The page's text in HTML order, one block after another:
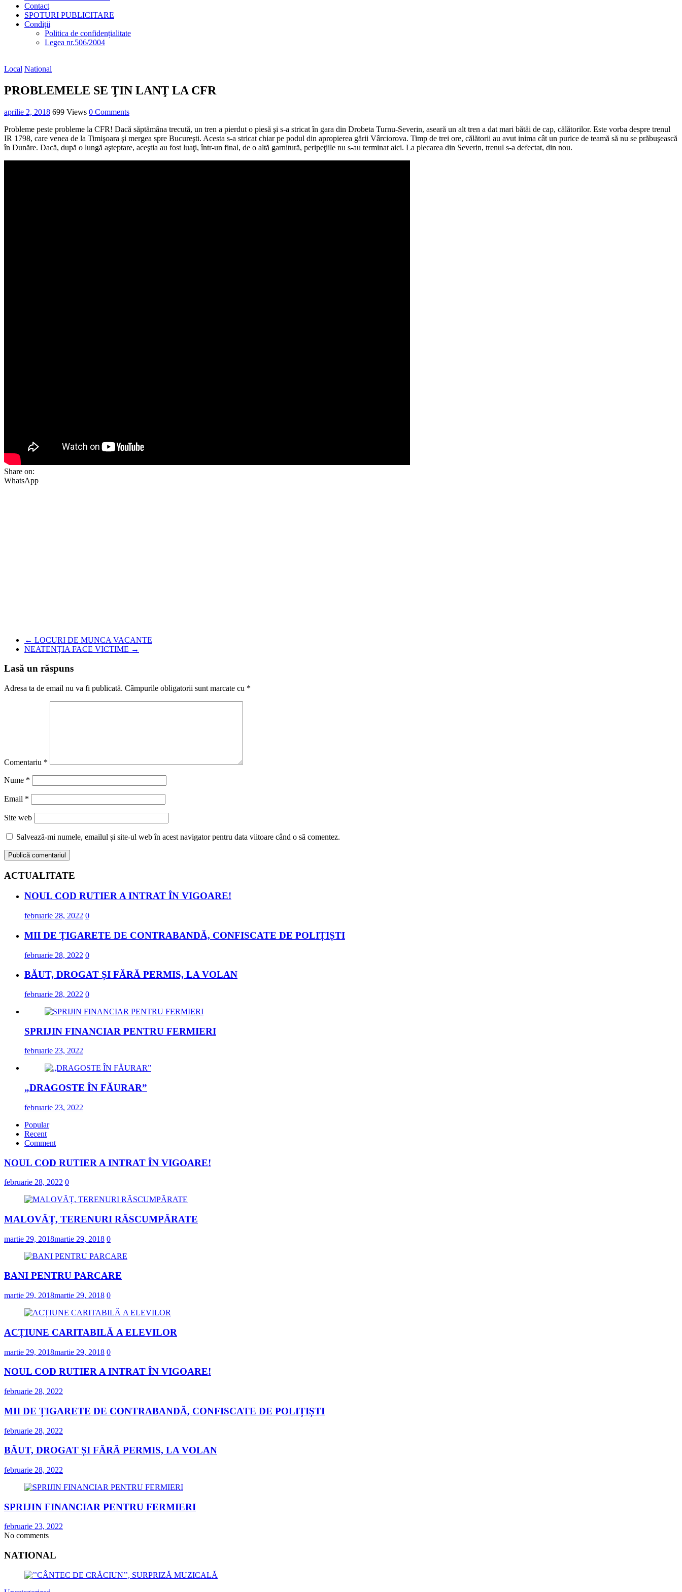
Contact
SPOTURI PUBLICITARE
Condiții
Politica de confidențialitate
Legea nr.506/2004
Local National
PROBLEMELE SE ŢIN LANŢ LA CFR
aprilie 2, 2018 699 Views 0 Comments
Probleme peste probleme la CFR! Dacă săptămâna trecută, un tren a pierdut o piesă şi s-a stricat în gara din Drobeta Turnu-Severin, aseară un alt tren a dat mari bătăi de cap, călătorilor. Este vorba despre trenul
IR 1798, care venea de la Timişoara şi mergea spre Bucureşti. Acesta s-a stricat chiar pe podul din apropierea gării Vârciorova. Timp de trei ore, călătorii au avut inima cât un purice de teamă să nu se prăbuşească
în Dunăre. Dacă, după o lungă aşteptare, aceştia au fost luaţi, într-un final, de o altă garnitură, peripeţiile nu s-au terminat aici. La plecarea din Severin, trenul s-a defectat, din nou.
Share on:
WhatsApp
← LOCURI DE MUNCA VACANTE
NEATENŢIA FACE VICTIME →
Lasă un răspuns
Adresa ta de email nu va fi publicată. Câmpurile obligatorii sunt marcate cu *
Comentariu *
Nume *
Email *
Site web
Salvează-mi numele, emailul și site-ul web în acest navigator pentru data viitoare când o să comentez.
ACTUALITATE
NOUL COD RUTIER A INTRAT ÎN VIGOARE!
februarie 28, 2022 0
MII DE ȚIGARETE DE CONTRABANDĂ, CONFISCATE DE POLIȚIȘTI
februarie 28, 2022 0
BĂUT, DROGAT ȘI FĂRĂ PERMIS, LA VOLAN
februarie 28, 2022 0
SPRIJIN FINANCIAR PENTRU FERMIERI
februarie 23, 2022
„DRAGOSTE ÎN FĂURAR”
februarie 23, 2022
Popular
Recent
Comment
NOUL COD RUTIER A INTRAT ÎN VIGOARE!
februarie 28, 2022 0
MALOVĂȚ, TERENURI RĂSCUMPĂRATE
martie 29, 2018martie 29, 2018 0
BANI PENTRU PARCARE
martie 29, 2018martie 29, 2018 0
ACȚIUNE CARITABILĂ A ELEVILOR
martie 29, 2018martie 29, 2018 0
NOUL COD RUTIER A INTRAT ÎN VIGOARE!
februarie 28, 2022
MII DE ȚIGARETE DE CONTRABANDĂ, CONFISCATE DE POLIȚIȘTI
februarie 28, 2022
BĂUT, DROGAT ȘI FĂRĂ PERMIS, LA VOLAN
februarie 28, 2022
SPRIJIN FINANCIAR PENTRU FERMIERI
februarie 23, 2022
No comments
NATIONAL